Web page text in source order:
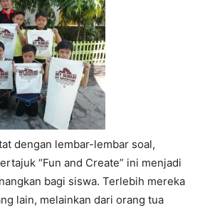
dengan lembar-lembar soal,
“Fun and Create” ini menjadi
bagi siswa. Terlebih mereka
lain, melainkan dari orang tua